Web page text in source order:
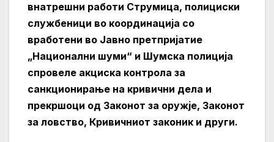
внатрешни работи Струмица, полициски
службеници во координација со
вработени во Јавно претпријатие
„Национални шуми“ и Шумска полиција
спровеле акциска контрола за
санкционирање на кривични дела и
прекршоци од Законот за оружје, Законот
за ловство, Кривичниот законик и други.